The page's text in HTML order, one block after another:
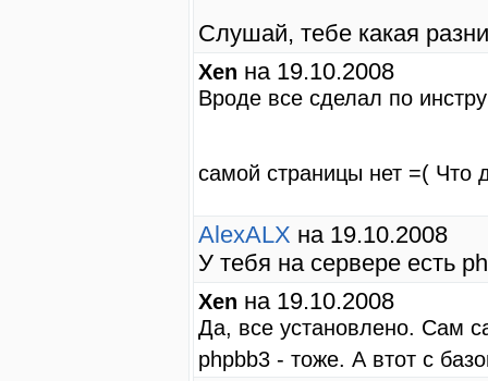
Слушай, тебе какая
Xen на 19.10.2008
Вроде все сделал по
самой страницы нет =( Что
AlexALX на 19.10.2008
У тебя на сервере есть
Xen на 19.10.2008
Да, все установлено. Сам
phpbb3 - тоже. А втот с